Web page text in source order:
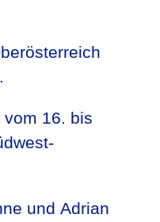
vom 16. bis
und Adrian